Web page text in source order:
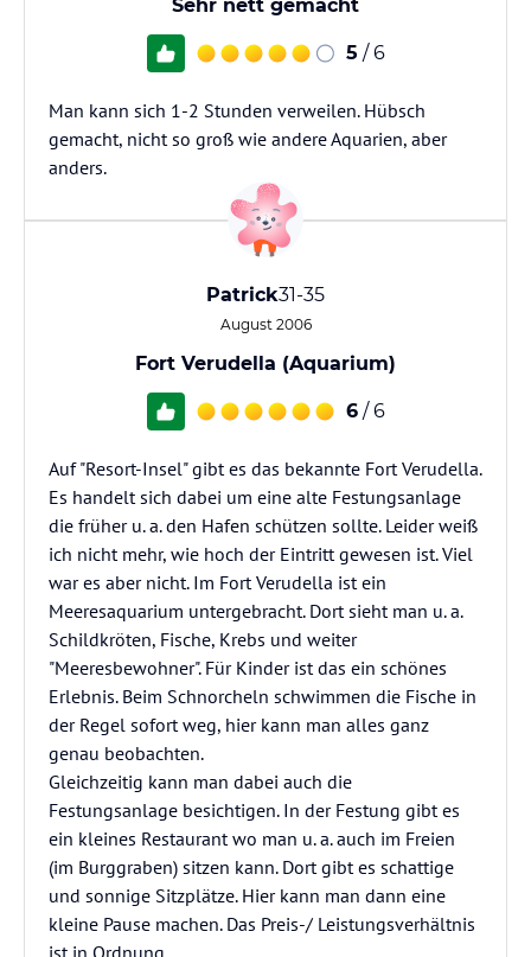
Sehr nett gemacht
5 / 6
Man kann sich 1-2 Stunden verweilen. Hübsch
gemacht, nicht so groß wie andere Aquarien, aber
anders.
Patrick31-35
August 2006
Fort Verudella (Aquarium)
6 / 6
Auf "Resort-Insel" gibt es das bekannte Fort Verudella.
Es handelt sich dabei um eine alte Festungsanlage
die früher u. a. den Hafen schützen sollte. Leider weiß
ich nicht mehr, wie hoch der Eintritt gewesen ist. Viel
war es aber nicht. Im Fort Verudella ist ein
Meeresaquarium untergebracht. Dort sieht man u. a.
Schildkröten, Fische, Krebs und weiter
"Meeresbewohner". Für Kinder ist das ein schönes
Erlebnis. Beim Schnorcheln schwimmen die Fische in
der Regel sofort weg, hier kann man alles ganz
genau beobachten.
Gleichzeitig kann man dabei auch die
Festungsanlage besichtigen. In der Festung gibt es
ein kleines Restaurant wo man u. a. auch im Freien
(im Burggraben) sitzen kann. Dort gibt es schattige
und sonnige Sitzplätze. Hier kann man dann eine
kleine Pause machen. Das Preis-/ Leistungsverhältnis
ist in Ordnung.